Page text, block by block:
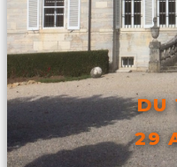
DU
29